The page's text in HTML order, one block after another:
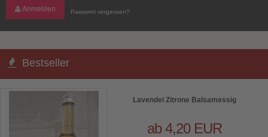
Anmelden Passwort vergessen?
Bestseller
Lavendel Zitrone Balsamessig
ab 4,20 EUR